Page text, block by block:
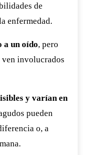
de
enfermedad.
a un oído, pero
ven involucrados
y varían en
pueden
o, a